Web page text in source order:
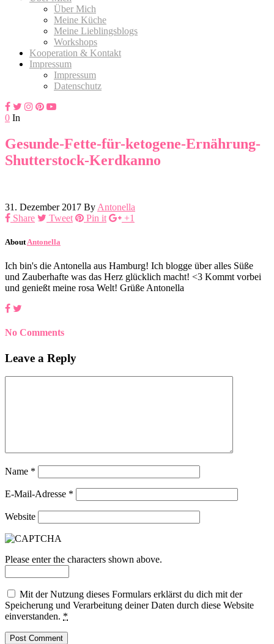
Über Mich
Meine Küche
Meine Lieblingsblogs
Workshops
Kooperation & Kontakt
Impressum
Impressum
Datenschutz
0 In
Gesunde-Fette-für-ketogene-Ernährung-
Shutterstock-Kerdkanno
31. Dezember 2017 By Antonella
Share
Tweet Pin it +1
About Antonella
Ich bin's die Antonella aus Hamburg! Ich blogge über alles Süße
und Zauberhafte was das Herz glücklich macht! <3 Kommt vorbei
und genießt meine rosa Welt! Grüße Antonella
No Comments
Leave a Reply
Name *
E-Mail-Adresse *
Website
Please enter the characters shown above.
Mit der Nutzung dieses Formulars erklärst du dich mit der
Speicherung und Verarbeitung deiner Daten durch diese Website
einverstanden. *